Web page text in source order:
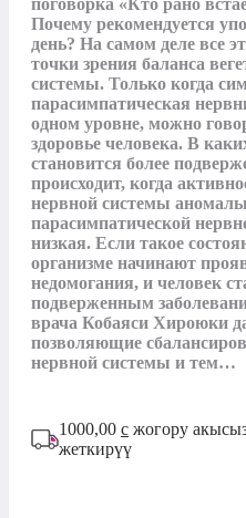
поговорка «Кто рано
Почему рекомендуется
день? На самом деле все
точки зрения баланса
системы. Только когда
парасимпатическая
одном уровне, можно
здоровье человека. В
становится более
происходит, когда
нервной системы
парасимпатической
низкая. Если такое
организме начинают
недомогания, и человек
подверженным
врача Кобаяси Хироюки
позволяющие
нервной системы и тем…
1000,00 с жогору
жеткирүү